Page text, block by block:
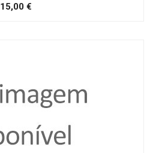
15,00 €Preço